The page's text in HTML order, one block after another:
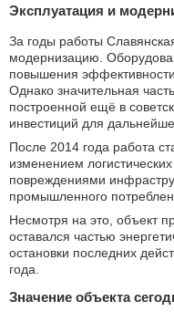
Эксплуатация и
За годы работы
модернизацию.
повышения эффективности
Однако значительная
построенной ещё в
инвестиций для
После 2014 года работа
изменением
повреждениями
промышленного
Несмотря на это, объект
оставался частью
остановки последних
года.
Значение объекта